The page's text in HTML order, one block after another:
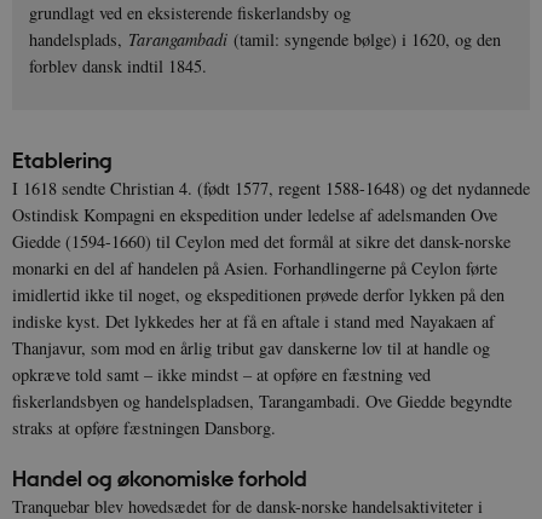
grundlagt ved en eksisterende fiskerlandsby og
handelsplads, Tarangambadi (tamil: syngende bølge) i 1620, og den
forblev dansk indtil 1845.
Etablering
I 1618 sendte Christian 4. (født 1577, regent 1588-1648) og det nydannede
Ostindisk Kompagni en ekspedition under ledelse af adelsmanden Ove
Giedde (1594-1660) til Ceylon med det formål at sikre det dansk-norske
monarki en del af handelen på Asien. Forhandlingerne på Ceylon førte
imidlertid ikke til noget, og ekspeditionen prøvede derfor lykken på den
indiske kyst. Det lykkedes her at få en aftale i stand med Nayakaen af
Thanjavur, som mod en årlig tribut gav danskerne lov til at handle og
opkræve told samt – ikke mindst – at opføre en fæstning ved
fiskerlandsbyen og handelspladsen, Tarangambadi. Ove Giedde begyndte
straks at opføre fæstningen Dansborg.
Handel og økonomiske forhold
Tranquebar blev hovedsædet for de dansk-norske handelsaktiviteter i